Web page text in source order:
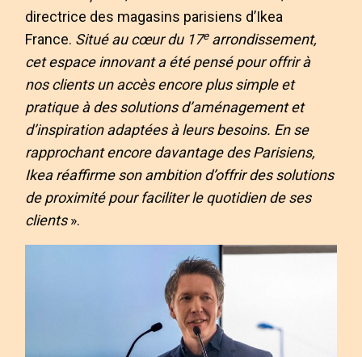
directrice des magasins parisiens d’Ikea
France. Situé au cœur du 17earrondissement,
cet espace innovant a été pensé pour offrir à
nos clients un accès encore plus simple et
pratique à des solutions d’aménagement et
d’inspiration adaptées à leurs besoins. En se
rapprochant encore davantage des Parisiens,
Ikea réaffirme son ambition d’offrir des solutions
de proximité pour faciliter le quotidien de ses
clients».